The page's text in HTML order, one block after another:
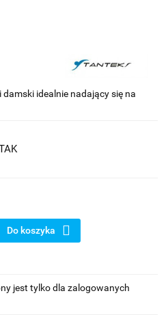
idealnie nadający się na
Do koszyka
jest tylko dla zalogowanych